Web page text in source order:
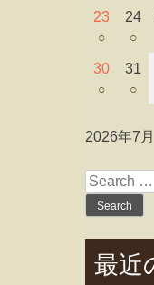
23
○
24
○
30
○
31
○
2026年7月
Search
for:
最近